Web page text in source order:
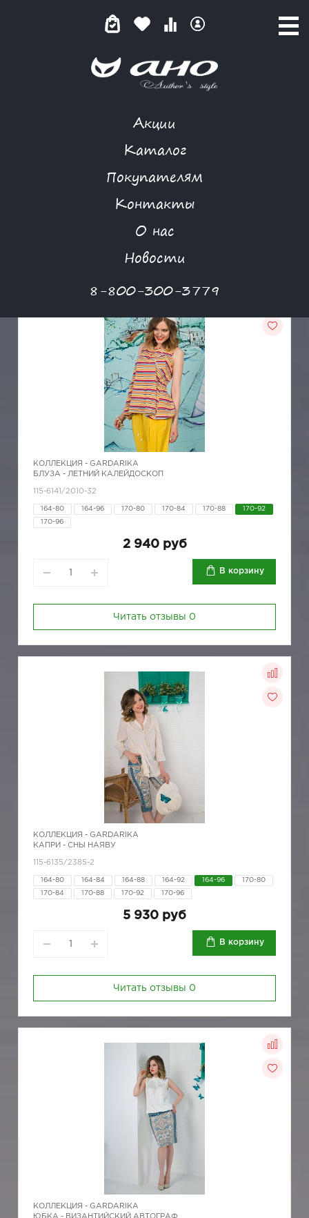
Акции
Каталог
Покупателям
Контакты
О нас
Новости
8-800-300-3779
GARDARIKA
КОЛЛЕКЦИЯ - GARDARIKA
БЛУЗА - ЛЕТНИЙ КАЛЕЙДОСКОП
115-6141/2010-32
164-80 164-96 170-80 170-84 170-88 170-92
170-96
2 940 руб
В корзину
Читать отзывы 0
КОЛЛЕКЦИЯ - GARDARIKA
КАПРИ - СНЫ НАЯВУ
115-6135/2385-2
164-80 164-84 164-88 164-92 164-96 170-80
170-84 170-88 170-92 170-96
5 930 руб
В корзину
Читать отзывы 0
КОЛЛЕКЦИЯ - GARDARIKA
ЮБКА - ВИЗАНТИЙСКИЙ АВТОГРАФ